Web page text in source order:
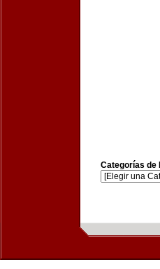
Categorías de